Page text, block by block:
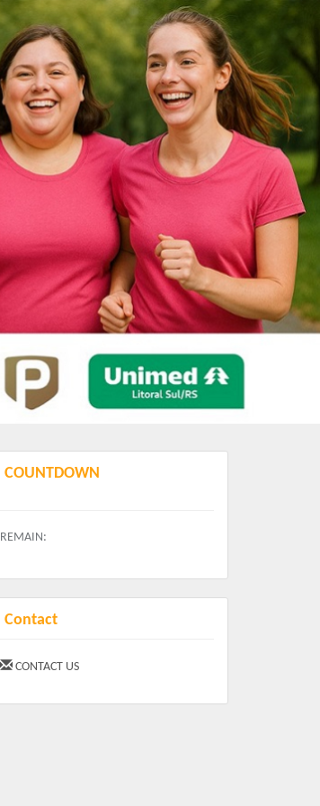
COUNTDOWN
REMAIN:
Contact
CONTACT US